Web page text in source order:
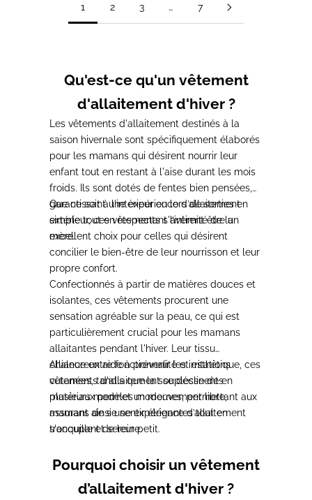
1 2 3 … 7
Qu'est-ce qu'un vêtement
d'allaitement d'hiver ?
Les vêtements d'allaitement destinés à la
saison hivernale sont spécifiquement élaborés
pour les mamans qui désirent nourrir leur
enfant tout en restant à l'aise durant les mois
froids. Ils sont dotés de fentes bien pensées,
garantissant une expérience d’allaitement
simple tout en respectant l’intimité de la
mère.
Que ce soit à l'intérieur ou lors de sorties en
extérieur,ces vêtements s'avèrent être un
excellent choix pour celles qui désirent
concilier le bien-être de leur nourrisson et leur
propre confort.
Confectionnés à partir de matières douces et
isolantes, ces vêtements procurent une
sensation agréable sur la peau, ce qui est
particulièrement crucial pour les mamans
allaitantes pendant l'hiver. Leur tissu
chaleureux aide à prévenir les irritations
cutanées, tandis que la souplesse des
matériaux permet un mouvement libre,
assurant ainsi une expérience d’allaitement
tranquille et sereine.
Alliance entre fonctionnalité et esthétique, ces
vêtements d'allaitement se déclinent en
plusieurs modèles modernes, permettant aux
mamans de se sentir élégantestout en
s'occupant de leur petit.
Pourquoi choisir un vêtement
d’allaitement d'hiver ?